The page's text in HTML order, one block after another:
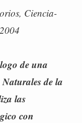
Ciencia-
de una
de la
las
con